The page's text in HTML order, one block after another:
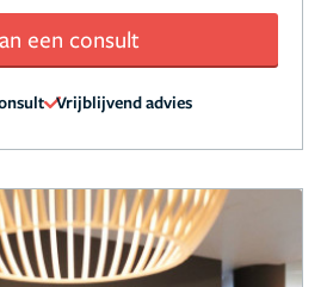
een consult
Vrijblijvend advies